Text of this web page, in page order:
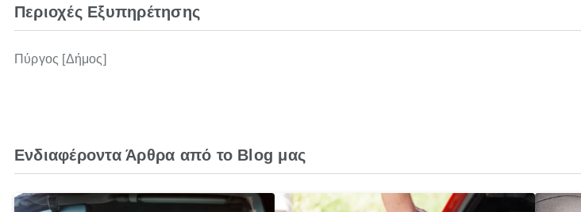
Περιοχές Εξυπηρέτησης
Πύργος [Δήμος]
Ενδιαφέροντα Άρθρα από το Blog μας